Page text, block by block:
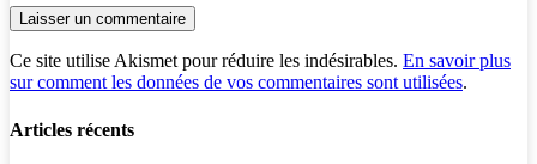
Ce site utilise Akismet pour réduire les indésirables. En savoir plus
sur comment les données de vos commentaires sont utilisées.
Articles récents